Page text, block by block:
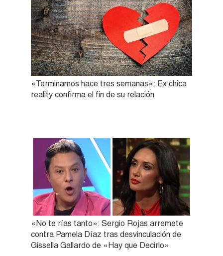
«Terminamos hace tres semanas»: Ex chica
reality confirma el fin de su relación
«No te rías tanto»: Sergio Rojas arremete
contra Pamela Díaz tras desvinculación de
Gissella Gallardo de «Hay que Decirlo»